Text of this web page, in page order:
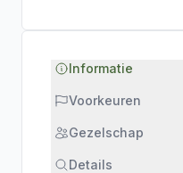
Informatie
Voorkeuren
Gezelschap
Details